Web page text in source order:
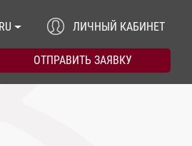
RU ЛИЧНЫЙ КАБИНЕТ